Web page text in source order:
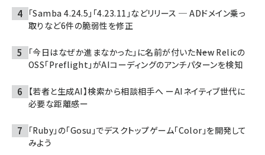
「Samba 4.24.5」「4.23.11」などリリース ─ ADドメイン乗っ
取りなど6件の脆弱性を修正
「今日はなぜか進まなかった」に名前が付いた――New Relicの
OSS「Preflight」がAIコーディングのアンチパターンを検知
【若者と生成AI】検索から相談相手へ ーAIネイティブ世代に
必要な距離感ー
「Ruby」の「Gosu」でデスクトップゲーム「Color」を開発して
みよう